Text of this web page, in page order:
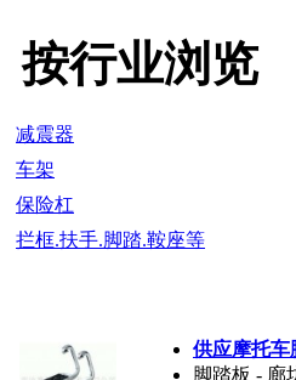
按行业浏览
减震器
车架
保险杠
拦框.扶手.脚踏.鞍座等
供应摩托车
脚踏板 - 廊